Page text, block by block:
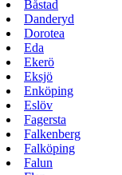
Båstad
Danderyd
Dorotea
Eda
Ekerö
Eksjö
Enköping
Eslöv
Fagersta
Falkenberg
Falköping
Falun